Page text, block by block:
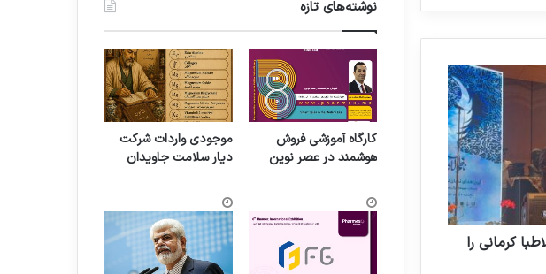
اقتصادی
کرمانی را
نوشته‌های تازه
کارگاه آموزشی فروش
هوشمند در عصر نوین
موجودی واردات شرکت
دیار سلامت جاویدان